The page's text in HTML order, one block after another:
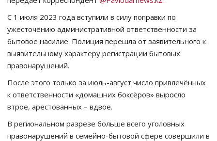
Қазақша Русский
С 1 июля 2023 года вступили в силу поправки по
ужесточению административной ответственности за
бытовое насилие. Полиция перешла от заявительного к
выявительному характеру регистрации бытовых
правонарушений.
После этого только за июль-август число привлечённых
к ответственности «домашних боксёров» выросло
втрое, арестованных – вдвое.
В региональном разрезе больше всего уголовных
правонарушений в семейно-бытовой сфере совершили в